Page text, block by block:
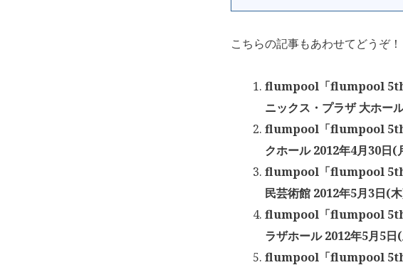
こちらの記事もあわせてどうぞ！
flumpool「flumpool 5th
ニックス・プラザ 大ホー
flumpool「flumpool 5th
クホール 2012年4月30日(
flumpool「flumpool 5th
民芸術館 2012年5月3日(
flumpool「flumpool 5th
ラザホール 2012年5月5日
flumpool「flumpool 5th